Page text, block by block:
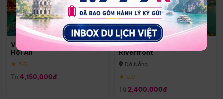
Vinpearl Resort & Golf Nam
Hội An
★ 5.0
Từ 4,150,000đ
Melia Vinpearl Danang
Riverfront
Đà Nẵng
★ 5.0
Từ 2,400,000đ